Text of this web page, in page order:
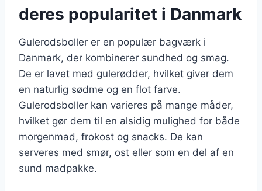
deres popularitet i Danmark
Gulerodsboller er en populær bagværk i
Danmark, der kombinerer sundhed og smag.
De er lavet med gulerødder, hvilket giver dem
en naturlig sødme og en flot farve.
Gulerodsboller kan varieres på mange måder,
hvilket gør dem til en alsidig mulighed for både
morgenmad, frokost og snacks. De kan
serveres med smør, ost eller som en del af en
sund madpakke.